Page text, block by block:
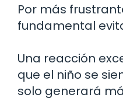
Por más
fundamental
Una reacción
que el niño se
solo generará